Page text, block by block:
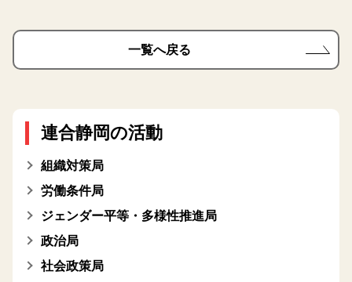
一覧へ戻る
連合静岡の活動
組織対策局
労働条件局
ジェンダー平等・多様性推進局
政治局
社会政策局